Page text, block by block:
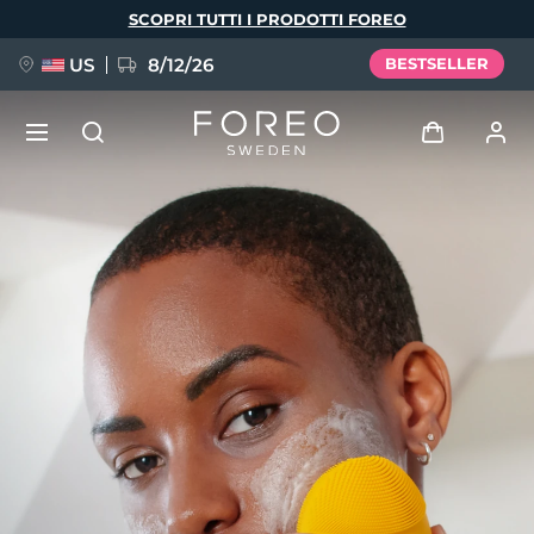
SCOPRI TUTTI I PRODOTTI FOREO
US 8/12/26 BESTSELLER
Profilo utente
I miei dispositivi
I miei ordini
I miei indirizzi
I miei abbonamenti
NUOVO
FAQ™ Pure Beauty-Tech Elixir
BREAKING NEWS
issa™ Teeth Whitening Set
Lingua
English Deutsch
Español
Français
Italiano
Português
Svenska
Русский
Türkçe
简体中文 繁體中文